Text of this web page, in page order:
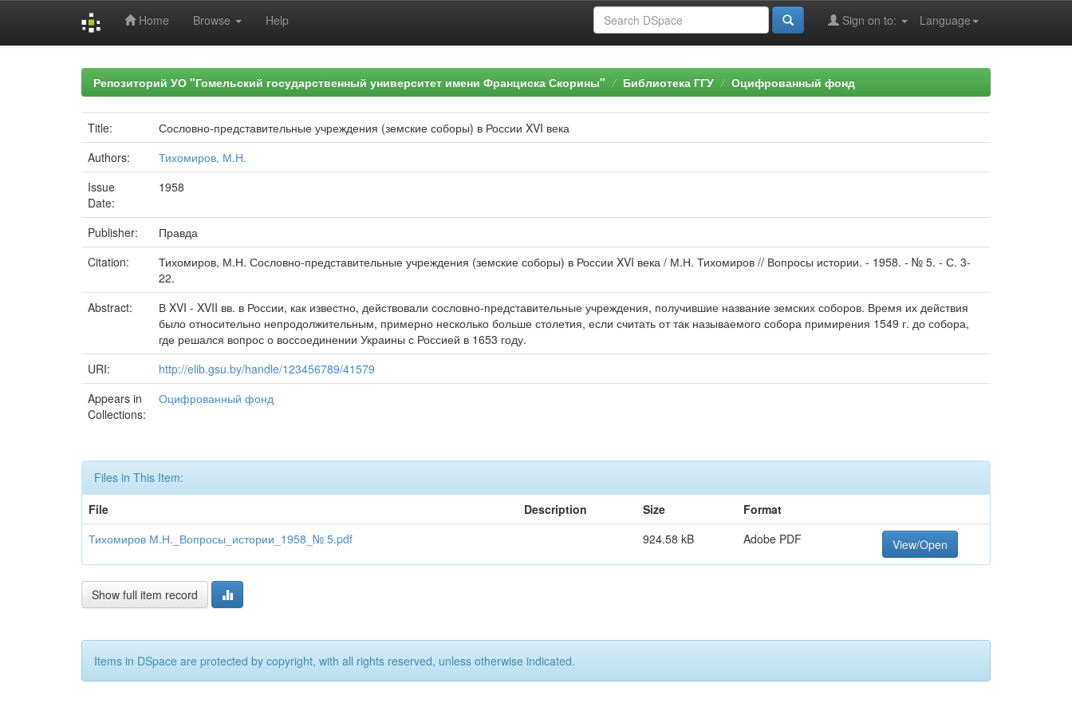
Home Browse Help Language
Sign on to:
Репозиторий УО "Гомельский государственный университет имени Франциска Скорины" Библиотека ГГУ Оцифрованный фонд
Title:
Сословно-представительные учреждения (земские соборы) в России XVI века
Authors:
Тихомиров, М.Н.
Issue
Date:
1958
Publisher:
Правда
Citation:
Тихомиров, М.Н. Сословно-представительные учреждения (земские соборы) в России XVI века / М.Н. Тихомиров // Вопросы истории. - 1958. - № 5. - С. 3-
22.
Abstract:
В XVI - XVII вв. в России, как известно, действовали сословно-представительные учреждения, получившие название земских соборов. Время их действия
было относительно непродолжительным, примерно несколько больше столетия, если считать от так называемого собора примирения 1549 г. до собора,
где решался вопрос о воссоединении Украины с Россией в 1653 году.
URI:
http://elib.gsu.by/handle/123456789/41579
Appears in
Collections:
Оцифрованный фонд
Files in This Item:
File
Description Size
Format
Тихомиров М.Н._Вопросы_истории_1958_№ 5.pdf
924.58 kB Adobe PDF View/Open
Show full item record
Items in DSpace are protected by copyright, with all rights reserved, unless otherwise indicated.